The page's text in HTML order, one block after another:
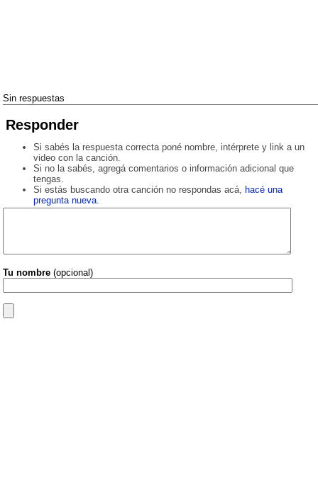
Sin respuestas
Responder
Si sabés la respuesta correcta poné nombre, intérprete y link a un
video con la canción.
Si no la sabés, agregá comentarios o información adicional que
tengas.
Si estás buscando otra canción no respondas acá, hacé una
pregunta nueva.
Tu nombre (opcional)